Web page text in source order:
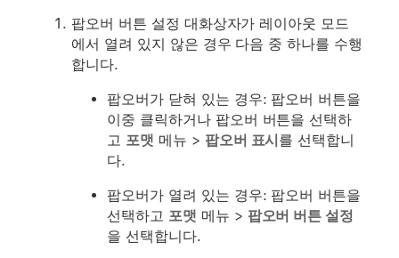
팝오버 버튼 설정 대화상자가 레이아웃 모드
에서 열려 있지 않은 경우 다음 중 하나를 수행
합니다.
팝오버가 닫혀 있는 경우: 팝오버 버튼을
이중 클릭하거나 팝오버 버튼을 선택하
고 포맷 메뉴 > 팝오버 표시를 선택합니
다.
팝오버가 열려 있는 경우: 팝오버 버튼을
선택하고 포맷 메뉴 > 팝오버 버튼 설정
을 선택합니다.